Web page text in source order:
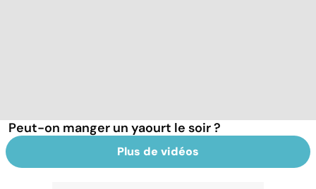
Peut-on manger un yaourt le soir ?
Plus de vidéos